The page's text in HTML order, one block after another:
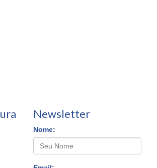
Newsletter
Nome: